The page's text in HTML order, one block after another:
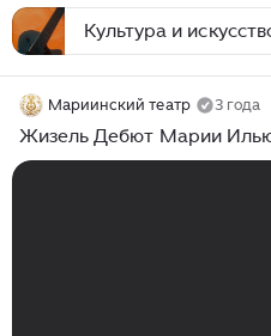
Культура и
Мариинский театр 3 года
Жизель Дебют Марии